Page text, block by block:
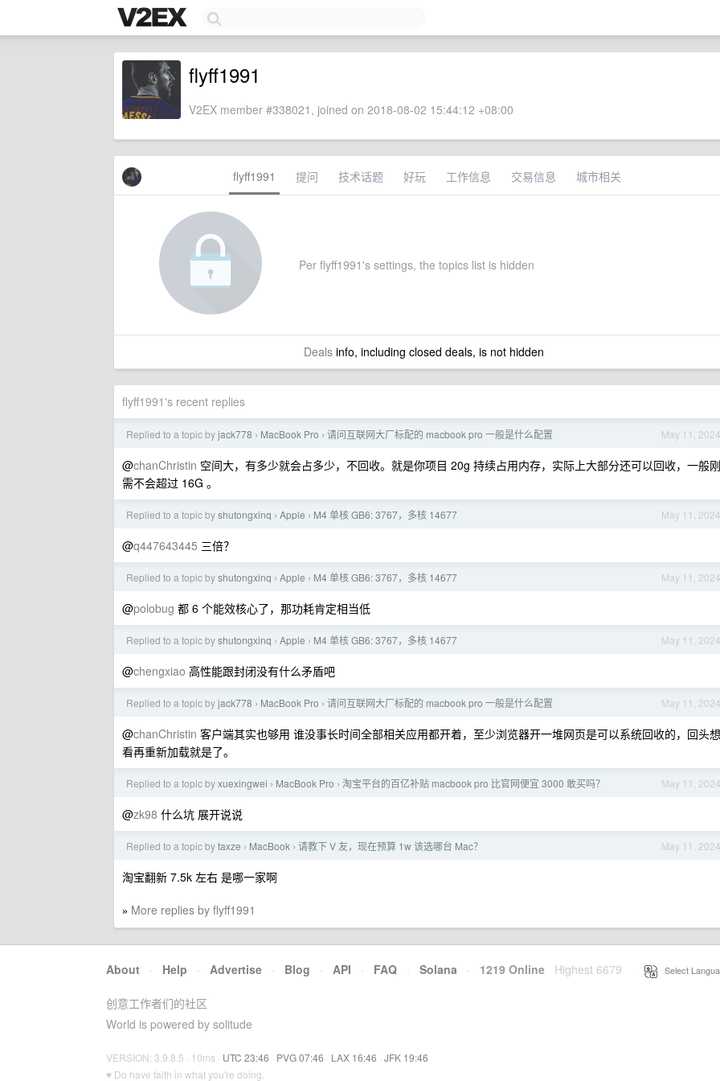
flyff1991
V2EX member #338021, joined on 2018-08-02 15:44:12 +08:00
flyff1991 提问 技术话题 好玩 工作信息 交易信息 城市相关
Per flyff1991's settings, the topics list is hidden
Dealsinfo, including closed deals, is not hidden
flyff1991's recent replies
May 11, 2024
Replied to a topic byjack778 › MacBook Pro › 请问互联网大厂标配的 macbook pro 一般是什么配置
@chanChristin 空间大，有多少就会占多少，不回收。就是你项目 20g 持续占用内存，实际上大部分还可以回收，一般刚
需不会超过 16G 。
May 11, 2024
Replied to a topic byshutongxinq › Apple › M4 单核 GB6: 3767，多核 14677
@q447643445 三倍？
May 11, 2024
Replied to a topic byshutongxinq › Apple › M4 单核 GB6: 3767，多核 14677
@polobug 都 6 个能效核心了，那功耗肯定相当低
May 11, 2024
Replied to a topic byshutongxinq › Apple › M4 单核 GB6: 3767，多核 14677
@chengxiao 高性能跟封闭没有什么矛盾吧
May 11, 2024
Replied to a topic byjack778 › MacBook Pro › 请问互联网大厂标配的 macbook pro 一般是什么配置
@chanChristin 客户端其实也够用 谁没事长时间全部相关应用都开着，至少浏览器开一堆网页是可以系统回收的，回头想
看再重新加载就是了。
May 11, 2024
Replied to a topic byxuexingwei › MacBook Pro › 淘宝平台的百亿补贴 macbook pro 比官网便宜 3000 敢买吗？
@zk98 什么坑 展开说说
May 11, 2024
Replied to a topic bytaxze › MacBook › 请教下 V 友，现在预算 1w 该选哪台 Mac？
淘宝翻新 7.5k 左右 是哪一家啊
» More replies by flyff1991
About · Help · Advertise · Blog · API · FAQ · Solana · 1219 Online Highest 6679 Select
创意工作者们的社区
World is powered by solitude
VERSION: 3.9.8.5 · 10ms · UTC 23:46 · PVG 07:46 · LAX 16:46 · JFK 19:46
♥ Do have faith in what you're doing.